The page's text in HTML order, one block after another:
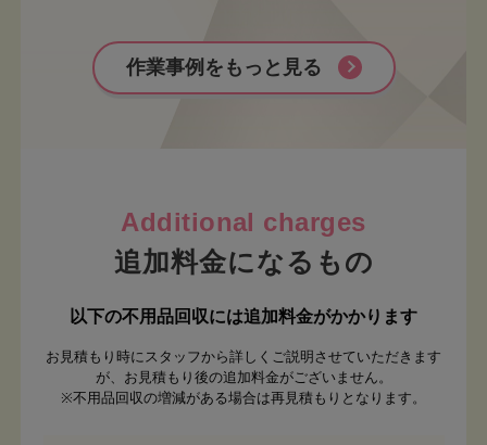
作業事例をもっと見る
追加料金になるもの
以下の不用品回収には追加料金がかかります
お見積もり時にスタッフから詳しくご説明させていただきます
が、お見積もり後の追加料金がございません。
※不用品回収の増減がある場合は再見積もりとなります。